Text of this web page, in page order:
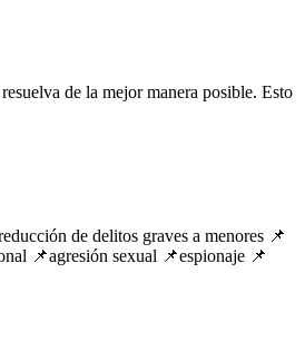
de la mejor manera posible. Esto
de delitos graves a menores 📌
📌agresión sexual 📌espionaje 📌